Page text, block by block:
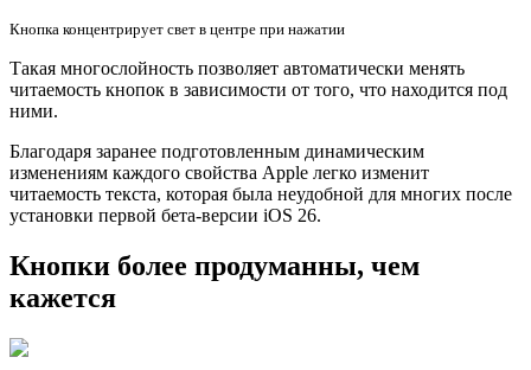
Кнопка концентрирует свет в центре при нажатии
Такая многослойность позволяет автоматически менять
читаемость кнопок в зависимости от того, что находится под
ними.
Благодаря заранее подготовленным динамическим
изменениям каждого свойства Apple легко изменит
читаемость текста, которая была неудобной для многих после
установки первой бета-версии iOS 26.
Кнопки более продуманны, чем
кажется